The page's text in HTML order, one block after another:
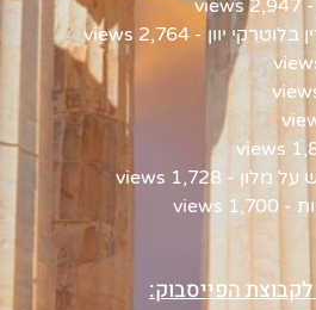
- 2,947 views
יוון- 2,764 views
על מלון - 1,728 views
- 1,700 views
הפייסבוק: